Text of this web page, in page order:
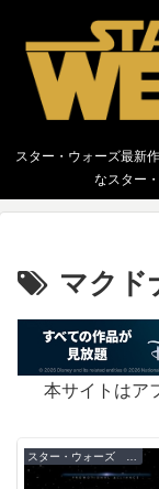
スター・ウォーズ最新
なスター
マクド
本サイトはア
スター・ウォーズ キャンペーン